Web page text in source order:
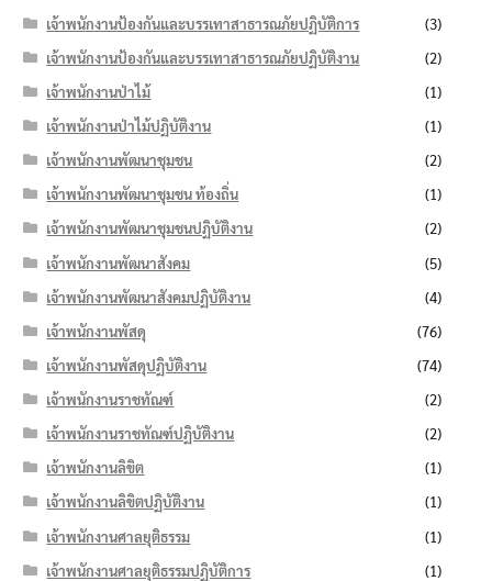
เจ้าพนักงานป้องกันและบรรเทาสาธารณภัยปฏิบัติการ
(3)
เจ้าพนักงานป้องกันและบรรเทาสาธารณภัยปฏิบัติงาน
(2)
เจ้าพนักงานป่าไม้
(1)
เจ้าพนักงานป่าไม้ปฏิบัติงาน
(1)
เจ้าพนักงานพัฒนาชุมชน
(2)
เจ้าพนักงานพัฒนาชุมชน ท้องถิ่น
(1)
เจ้าพนักงานพัฒนาชุมชนปฏิบัติงาน
(2)
เจ้าพนักงานพัฒนาสังคม
(5)
เจ้าพนักงานพัฒนาสังคมปฏิบัติงาน
(4)
เจ้าพนักงานพัสดุ
(76)
เจ้าพนักงานพัสดุปฏิบัติงาน
(74)
เจ้าพนักงานราชทัณฑ์
(2)
เจ้าพนักงานราชทัณฑ์ปฏิบัติงาน
(2)
เจ้าพนักงานลิขิต
(1)
เจ้าพนักงานลิขิตปฏิบัติงาน
(1)
เจ้าพนักงานศาลยุติธรรม
(1)
เจ้าพนักงานศาลยุติธรรมปฏิบัติการ
(1)